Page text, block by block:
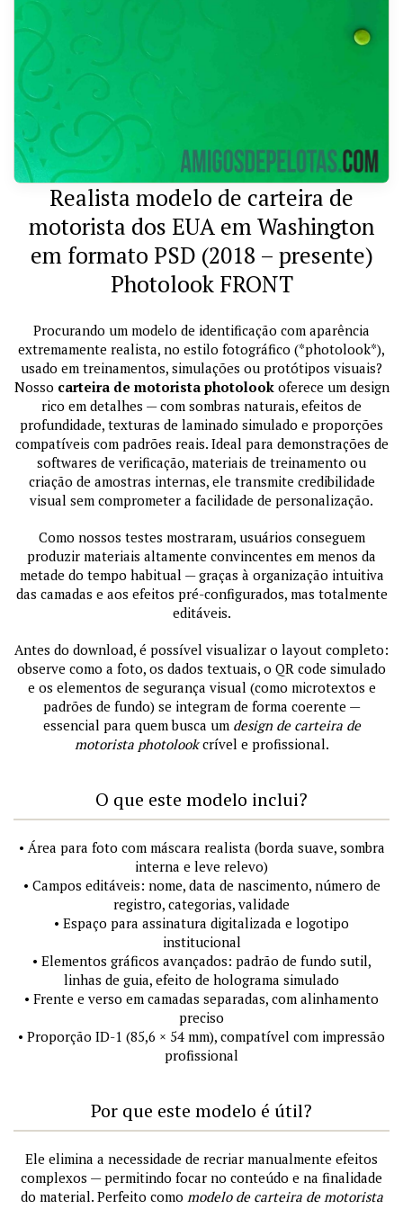
Realista modelo de carteira de
motorista dos EUA em Washington
em formato PSD (2018 – presente)
Photolook FRONT
Procurando um modelo de identificação com aparência
extremamente realista, no estilo fotográfico (*photolook*),
usado em treinamentos, simulações ou protótipos visuais?
Nosso carteira de motorista photolookoferece um design
rico em detalhes — com sombras naturais, efeitos de
profundidade, texturas de laminado simulado e proporções
compatíveis com padrões reais. Ideal para demonstrações de
softwares de verificação, materiais de treinamento ou
criação de amostras internas, ele transmite credibilidade
visual sem comprometer a facilidade de personalização.
Como nossos testes mostraram, usuários conseguem
produzir materiais altamente convincentes em menos da
metade do tempo habitual — graças à organização intuitiva
das camadas e aos efeitos pré-configurados, mas totalmente
editáveis.
Antes do download, é possível visualizar o layout completo:
observe como a foto, os dados textuais, o QR code simulado
e os elementos de segurança visual (como microtextos e
padrões de fundo) se integram de forma coerente —
essencial para quem busca um design de carteira de
motorista photolookcrível e profissional.
O que este modelo inclui?
• Área para foto com máscara realista (borda suave, sombra
interna e leve relevo)
• Campos editáveis: nome, data de nascimento, número de
registro, categorias, validade
• Espaço para assinatura digitalizada e logotipo
institucional
• Elementos gráficos avançados: padrão de fundo sutil,
linhas de guia, efeito de holograma simulado
• Frente e verso em camadas separadas, com alinhamento
preciso
• Proporção ID-1 (85,6 × 54 mm), compatível com impressão
profissional
Por que este modelo é útil?
Ele elimina a necessidade de recriar manualmente efeitos
complexos — permitindo focar no conteúdo e na finalidade
do material. Perfeito como modelo de carteira de motorista